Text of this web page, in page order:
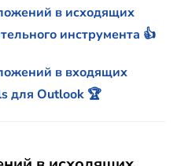
в исходящих
инструмента 👍
в входящих
для Outlook 🏆